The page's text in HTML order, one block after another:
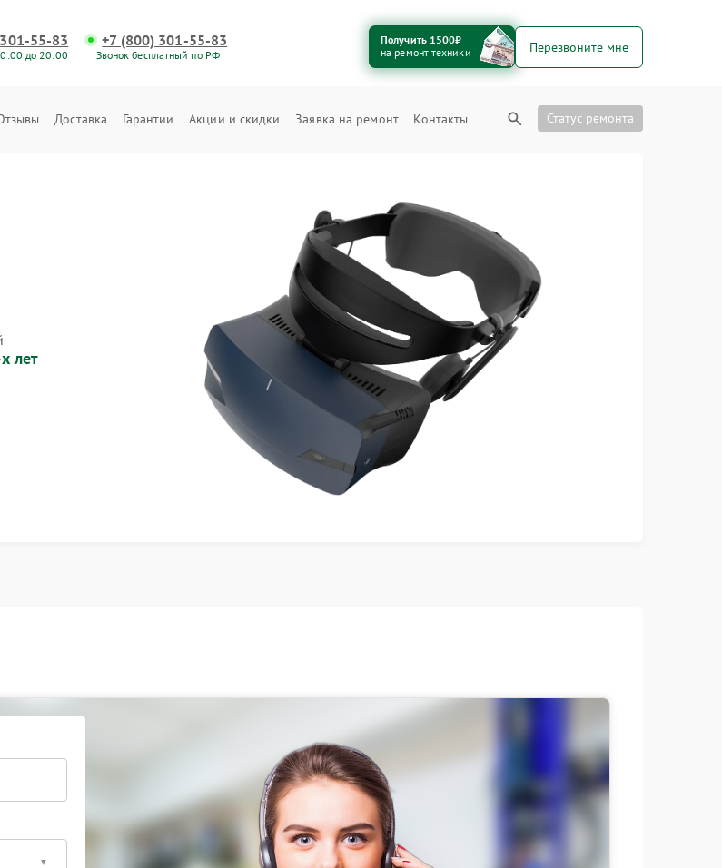
55-83
до 20:00
+7 (800) 301-55-83
Звонок бесплатный по РФ
Получить 1500₽
на ремонт техники
Перезвоните мне
Доставка Гарантии Акции и скидки Заявка на ремонт Контакты Статус ремонта
лет